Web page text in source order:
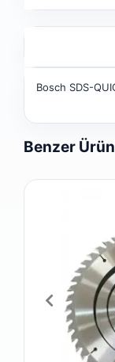
Bosch SDS-
Benzer